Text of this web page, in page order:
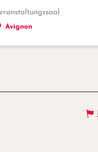
Avignon